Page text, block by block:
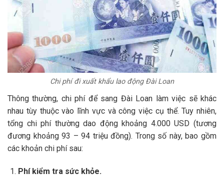
Chi phí đi xuất khẩu lao động Đài Loan
Thông thường, chi phí để sang Đài Loan làm việc sẽ khác
nhau tùy thuộc vào lĩnh vực và công việc cụ thể. Tuy nhiên,
tổng chi phí thường dao động khoảng 4.000 USD (tương
đương khoảng 93 – 94 triệu đồng). Trong số này, bao gồm
các khoản chi phí sau:
Phí kiểm tra sức khỏe.